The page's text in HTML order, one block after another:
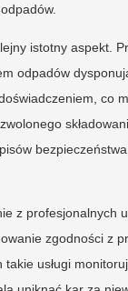
istotny aspekt.
odpadów
co
z profesjonalnych
zgodności z
usługi